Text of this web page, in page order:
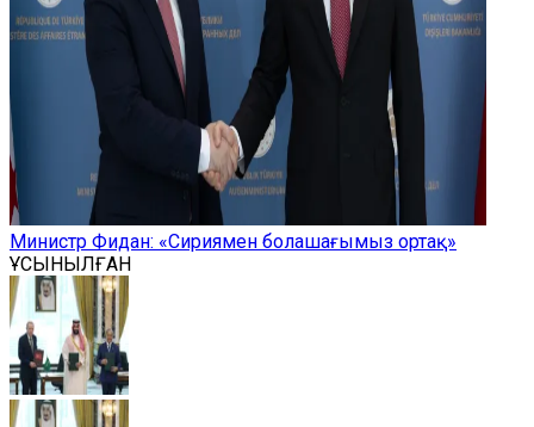
Министр Фидан: «Сириямен болашағымыз ортақ»
ҰСЫНЫЛҒАН